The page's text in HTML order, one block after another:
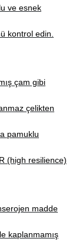
ve esnek
kontrol edin.
çam gibi
çelikten
pamuklu
(high resilience)
madde
kaplanmamış